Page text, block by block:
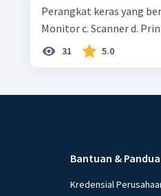
Perangkat keras yang
Monitor c. Scanner d.
31 5.0
Bantuan &
Kredensial